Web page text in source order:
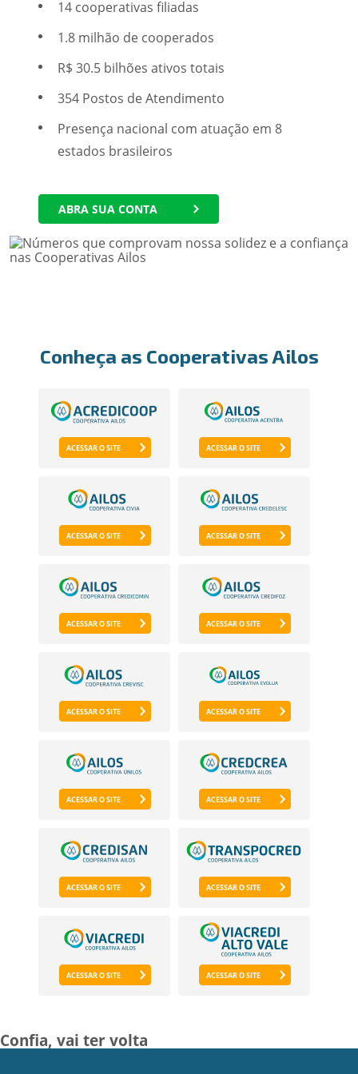
14 cooperativas filiadas
1.8 milhão de cooperados
R$ 30.5 bilhões ativos totais
354 Postos de Atendimento
Presença nacional com atuação em 8
estados brasileiros
ABRA SUA CONTA
Conheça as Cooperativas Ailos
ACESSAR O SITE ACESSAR O SITE
ACESSAR O SITE ACESSAR O SITE
ACESSAR O SITE ACESSAR O SITE
ACESSAR O SITE ACESSAR O SITE
ACESSAR O SITE ACESSAR O SITE
ACESSAR O SITE ACESSAR O SITE
ACESSAR O SITE ACESSAR O SITE
Confia, vai ter volta